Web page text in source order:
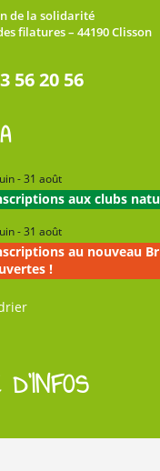
de la solidarité
filatures – 44190 Clisson
56 20 56
-31 août
aux clubs
-31 août
au nouveau
!